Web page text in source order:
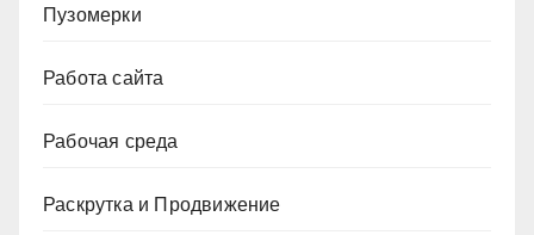
Пузомерки
Работа сайта
Рабочая среда
Раскрутка и Продвижение